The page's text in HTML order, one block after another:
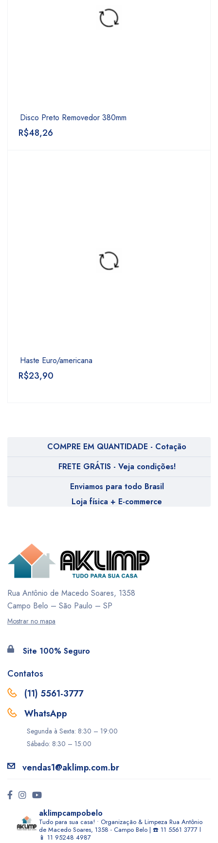
Disco Preto Removedor 380mm
R$48,26
Haste Euro/americana
R$23,90
COMPRE EM QUANTIDADE - Cotação
FRETE GRÁTIS - Veja condições!
Enviamos para todo Brasil
Loja física + E-commerce
Rua Antônio de Macedo Soares, 1358
Campo Belo – São Paulo – SP
Mostrar no mapa
Site 100% Seguro
Contatos
(11) 5561-3777
WhatsApp
Segunda à Sexta: 8:30 – 19:00
Sábado: 8:30 – 15:00
vendas1@aklimp.com.br
aklimpcampobelo
Tudo para sua casa! • Organização & Limpeza Rua Antônio
de Macedo Soares, 1358 - Campo Belo | ☎️ 11 5561 3777 l
📱 11 95248 4987